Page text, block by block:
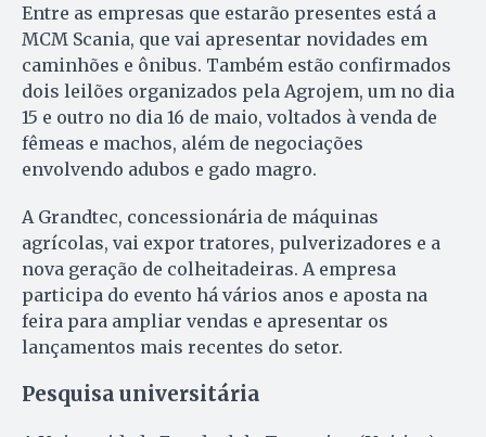
Entre as empresas que estarão presentes está a
MCM Scania, que vai apresentar novidades em
caminhões e ônibus. Também estão confirmados
dois leilões organizados pela Agrojem, um no dia
15 e outro no dia 16 de maio, voltados à venda de
fêmeas e machos, além de negociações
envolvendo adubos e gado magro.
A Grandtec, concessionária de máquinas
agrícolas, vai expor tratores, pulverizadores e a
nova geração de colheitadeiras. A empresa
participa do evento há vários anos e aposta na
feira para ampliar vendas e apresentar os
lançamentos mais recentes do setor.
Pesquisa universitária